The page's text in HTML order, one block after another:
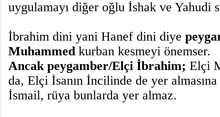
uygulamayı diğer oğlu İshak ve Yahudi
İbrahim dini yani Hanef dini diye
Muhammedkurban kesmeyi önemser.
Ancak peygamber/Elçi İbrahim; Elçi
da, Elçi İsanın İncilinde de yer
İsmail, rüya bunlarda yer almaz.